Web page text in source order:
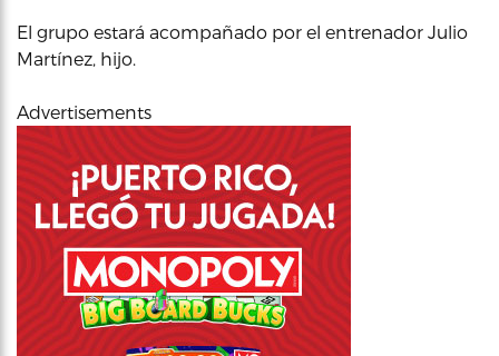
El grupo estará acompañado por el entrenador Julio
Martínez, hijo.
Advertisements